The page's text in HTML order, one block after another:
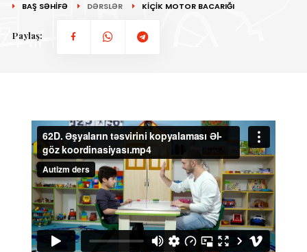
BAŞ SƏHİFƏ DƏRSLƏR KİÇİK MOTOR BACARIĞI
Paylaş: